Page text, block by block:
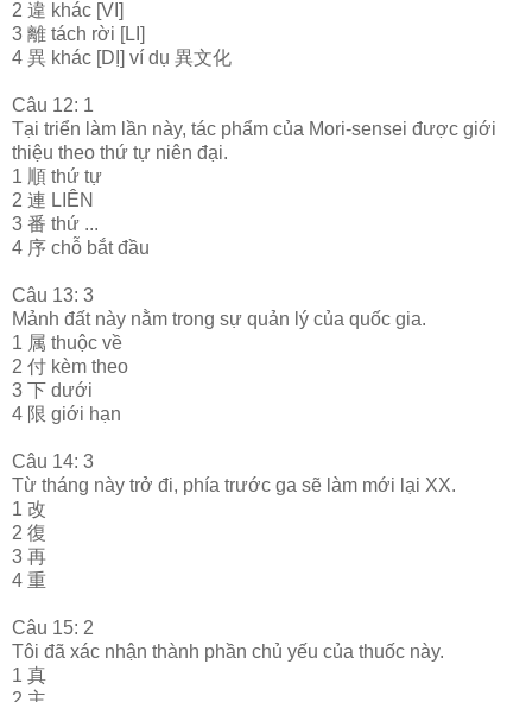
2 違 khác [VI]
3 離 tách rời [LI]
4 異 khác [DỊ] ví dụ 異文化
Câu 12: 1
Tại triển làm lần này, tác phẩm của Mori-sensei được giới
thiệu theo thứ tự niên đại.
1 順 thứ tự
2 連 LIÊN
3 番 thứ ...
4 序 chỗ bắt đầu
Câu 13: 3
Mảnh đất này nằm trong sự quản lý của quốc gia.
1 属 thuộc về
2 付 kèm theo
3 下 dưới
4 限 giới hạn
Câu 14: 3
Từ tháng này trở đi, phía trước ga sẽ làm mới lại XX.
1 改
2 復
3 再
4 重
Câu 15: 2
Tôi đã xác nhận thành phần chủ yếu của thuốc này.
1 真